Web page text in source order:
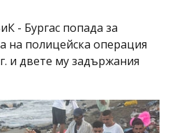
- Бургас попада за
на полицейска операция
и двете му задържания